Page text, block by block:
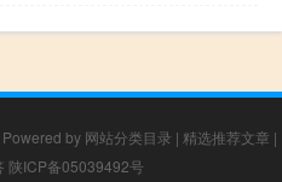
Powered by 网站分类目录 | 精选推荐文章 |
陕ICP备05039492号